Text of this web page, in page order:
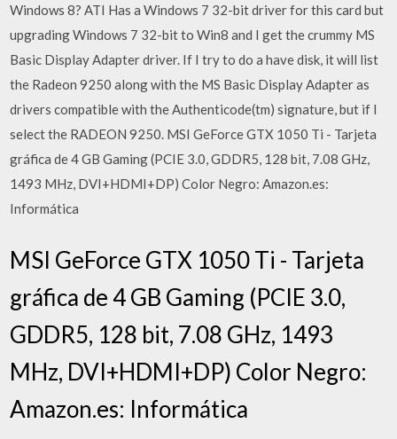
Windows 8? ATI Has a Windows 7 32-bit driver for this card but
upgrading Windows 7 32-bit to Win8 and I get the crummy MS
Basic Display Adapter driver. If I try to do a have disk, it will list
the Radeon 9250 along with the MS Basic Display Adapter as
drivers compatible with the Authenticode(tm) signature, but if I
select the RADEON 9250. MSI GeForce GTX 1050 Ti - Tarjeta
gráfica de 4 GB Gaming (PCIE 3.0, GDDR5, 128 bit, 7.08 GHz,
1493 MHz, DVI+HDMI+DP) Color Negro: Amazon.es:
Informática
MSI GeForce GTX 1050 Ti - Tarjeta
gráfica de 4 GB Gaming (PCIE 3.0,
GDDR5, 128 bit, 7.08 GHz, 1493
MHz, DVI+HDMI+DP) Color Negro:
Amazon.es: Informática